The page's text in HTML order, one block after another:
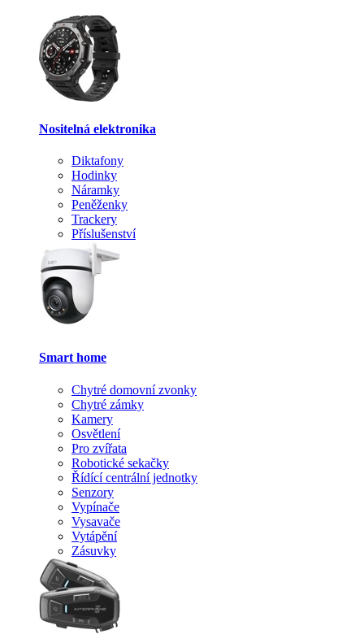
Nositelná elektronika
Diktafony
Hodinky
Náramky
Peněženky
Trackery
Příslušenství
Smart home
Chytré domovní zvonky
Chytré zámky
Kamery
Osvětlení
Pro zvířata
Robotické sekačky
Řídící centrální jednotky
Senzory
Vypínače
Vysavače
Vytápění
Zásuvky